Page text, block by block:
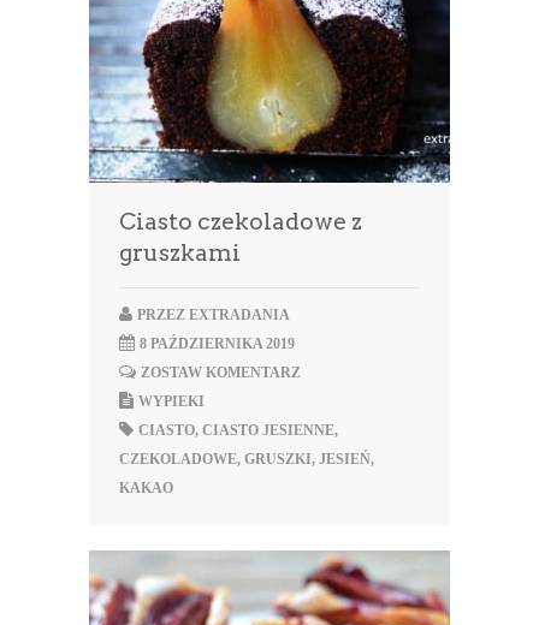
Ciasto czekoladowe z
gruszkami
PRZEZ EXTRADANIA
8 PAŹDZIERNIKA 2019
ZOSTAW KOMENTARZ
WYPIEKI
CIASTO, CIASTO JESIENNE,
CZEKOLADOWE, GRUSZKI, JESIEŃ,
KAKAO